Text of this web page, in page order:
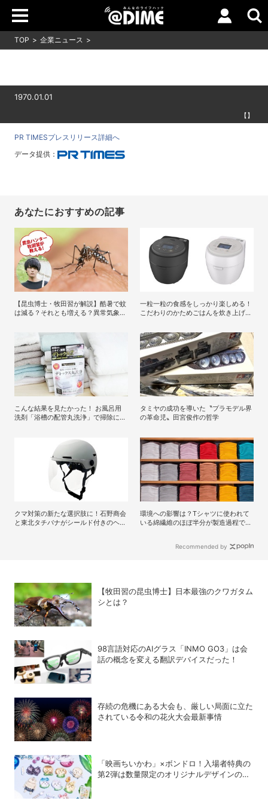
TOP 企業ニュース
1970.01.01
【】
PR TIMESプレスリリース詳細へ
データ提供：
あなたにおすすめの記事
【昆虫博士・牧田習が解説】酷暑で蚊
は減る？それとも増える？異常気象は
一粒一粒の食感をしっかり楽しめる！
こだわりのかためごはんを炊き上げる
こんな結果を見たかった！ お風呂用
洗剤「浴槽の配管丸洗浄」で掃除に目
タミヤの成功を導いた〝プラモデル界
の革命児〟田宮俊作の哲学
クマ対策の新たな選択肢に！石野商会
と東北タチバナがシールド付きのヘル
環境への影響は？Tシャツに使われて
いる綿繊維のほぼ半分が製造過程で廃
Recommended by
【牧田習の昆虫博士】日本最強のクワガタム
シとは？
98言語対応のAIグラス「INMO GO3」は会
話の概念を変える翻訳デバイスだった！
存続の危機にある大会も、厳しい局面に立た
されている令和の花火大会最新事情
「映画ちいかわ」×ボンドロ！入場者特典の
第2弾は数量限定のオリジナルデザインのボ